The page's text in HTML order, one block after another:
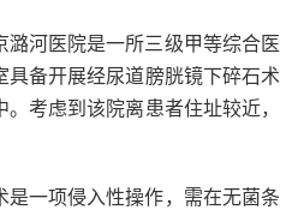
潞河医院是一所三级甲等综合医
具备开展经尿道膀胱镜下碎石术
考虑到该院离患者住址较近，
是一项侵入性操作，需在无菌条